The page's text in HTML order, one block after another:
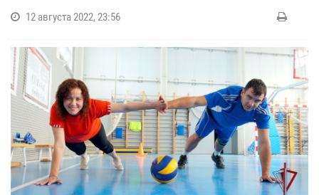
12 августа 2022, 23:56